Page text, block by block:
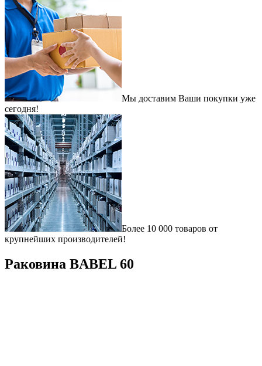
Мы доставим Ваши покупки уже
сегодня!
Более 10 000 товаров от
крупнейших производителей!
Раковина BABEL 60